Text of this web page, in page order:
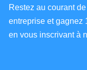
Restez au courant
entreprise et gagnez
en vous inscrivant à